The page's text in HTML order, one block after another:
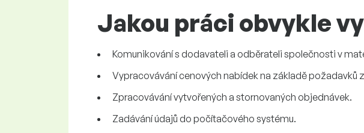
Jakou práci obvykle
Komunikování s dodavateli a odběrateli společnosti v
Vypracovávání cenových nabídek na základě požadavků
Zpracovávání vytvořených a stornovaných objednávek.
Zadávání údajů do počítačového systému.